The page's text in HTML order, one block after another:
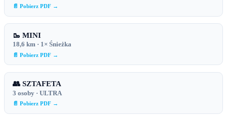
📄 Pobierz PDF →
🥾 MINI
18,6 km · 1× Śnieżka
📄 Pobierz PDF →
👥 SZTAFETA
3 osoby · ULTRA
📄 Pobierz PDF →